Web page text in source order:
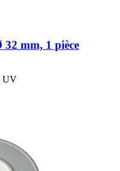
mm, 1 pièce
UV